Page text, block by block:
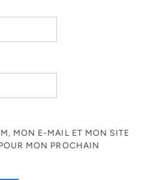
MON E-MAIL ET MON SITE
MON PROCHAIN